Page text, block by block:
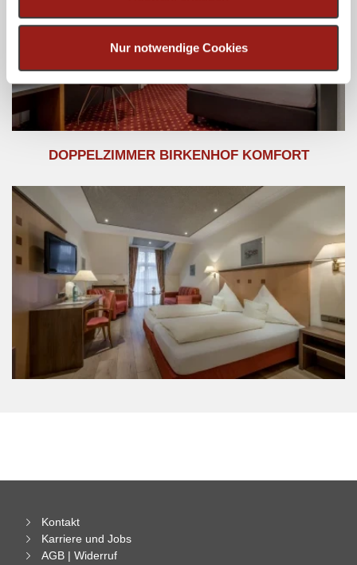
Partner führen diese Informationen möglicherweise mit
weiteren Daten zusammen, die Sie ihnen bereitgestellt
haben oder die sie im Rahmen Ihrer Nutzung der Dienste
gesammelt haben.
Nur notwendige Cookies
DOPPELZIMMER BIRKENHOF KOMFORT
Kontakt
Karriere und Jobs
AGB | Widerruf